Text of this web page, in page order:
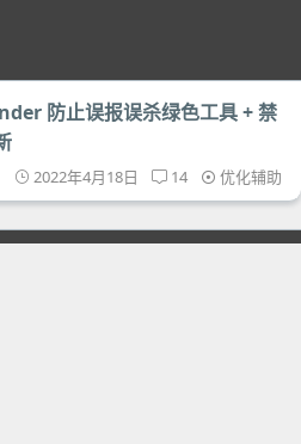
防止误报误杀绿色工具 + 禁
2022年4月18日 14 优化辅助